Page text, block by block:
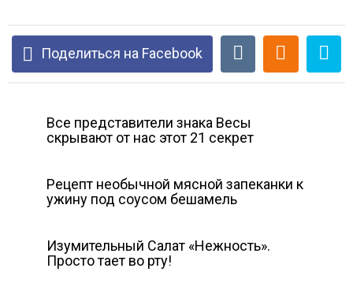
Поделиться на Facebook
Все представители знака Весы
скрывают от нас этот 21 секрет
Рецепт необычной мясной запеканки к
ужину под соусом бешамель
Изумительный Салат «Нежность».
Просто тает во рту!